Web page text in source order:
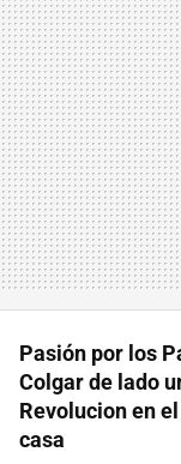
Pasión por los
Colgar de lado
Revolucion en
casa